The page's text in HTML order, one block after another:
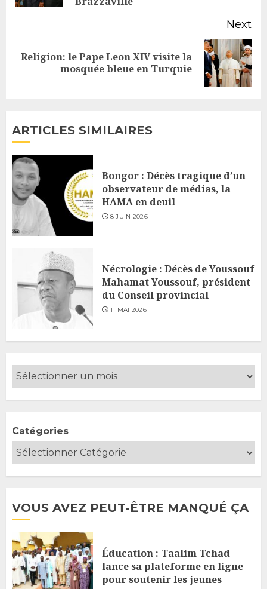
Next
Next
Religion: le Pape Leon XIV visite la
mosquée bleue en Turquie
ARTICLES SIMILAIRES
Bongor : Décès tragique d’un
observateur de médias, la
HAMA en deuil
8 JUIN 2026
Nécrologie : Décès de Youssouf
Mahamat Youssouf, président
du Conseil provincial
11 MAI 2026
Catégories
VOUS AVEZ PEUT-ÊTRE MANQUÉ ÇA
Éducation : Taalim Tchad
lance sa plateforme en ligne
pour soutenir les jeunes